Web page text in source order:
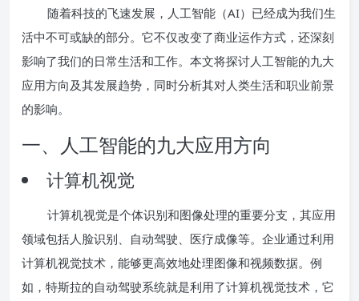
随着科技的飞速发展，人工智能（AI）已经成为我们生
活中不可或缺的部分。它不仅改变了商业运作方式，还深刻
影响了我们的日常生活和工作。本文将探讨人工智能的九大
应用方向及其发展趋势，同时分析其对人类生活和职业前景
的影响。
一、人工智能的九大应用方向
计算机视觉
计算机视觉是个体识别和图像处理的重要分支，其应用
领域包括人脸识别、自动驾驶、医疗成像等。企业通过利用
计算机视觉技术，能够更高效地处理图像和视频数据。例
如，特斯拉的自动驾驶系统就是利用了计算机视觉技术，它